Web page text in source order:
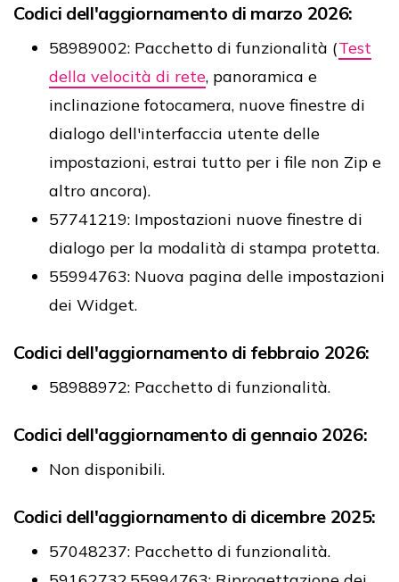
Codici dell'aggiornamento di marzo 2026:
58989002: Pacchetto di funzionalità (Test
della velocità di rete, panoramica e
inclinazione fotocamera, nuove finestre di
dialogo dell'interfaccia utente delle
impostazioni, estrai tutto per i file non Zip e
altro ancora).
57741219: Impostazioni nuove finestre di
dialogo per la modalità di stampa protetta.
55994763: Nuova pagina delle impostazioni
dei Widget.
Codici dell'aggiornamento di febbraio 2026:
58988972: Pacchetto di funzionalità.
Codici dell'aggiornamento di gennaio 2026:
Non disponibili.
Codici dell'aggiornamento di dicembre 2025:
57048237: Pacchetto di funzionalità.